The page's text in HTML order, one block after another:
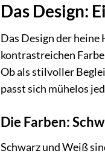
Das Design:
Das Design der heine
kontrastreichen
Ob als stilvoller
passt sich mühelos
Die Farben:
Schwarz und Weiß